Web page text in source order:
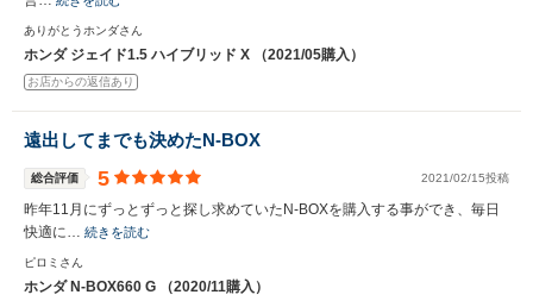
ありがとうホンダさん
ホンダ ジェイド1.5 ハイブリッド X （2021/05購入）
お店からの返信あり
遠出してまでも決めたN-BOX
総合評価 5 2021/02/15投稿
昨年11月にずっとずっと探し求めていたN-BOXを購入する事ができ、毎日
快適に… 続きを読む
ピロミさん
ホンダ N-BOX660 G （2020/11購入）